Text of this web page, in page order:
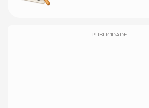
PUBLICIDADE